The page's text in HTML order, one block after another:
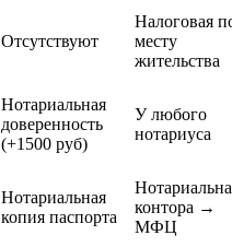
Отсутствуют
Налоговая
месту
жительства
Нотариальная
доверенность
(+1500 руб)
У любого
нотариуса
Нотариальная
копия паспорта
контора →
МФЦ